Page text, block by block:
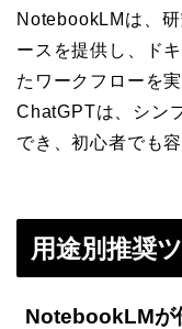
NotebookLMは、
ースを提供し、ド
たワークフローを実
ChatGPTは、シン
でき、初心者でも
用途別推奨
NotebookLMが